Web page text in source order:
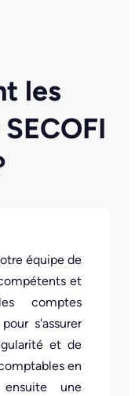
les
équipe de
et
comptes
s'assurer
et de
en
une